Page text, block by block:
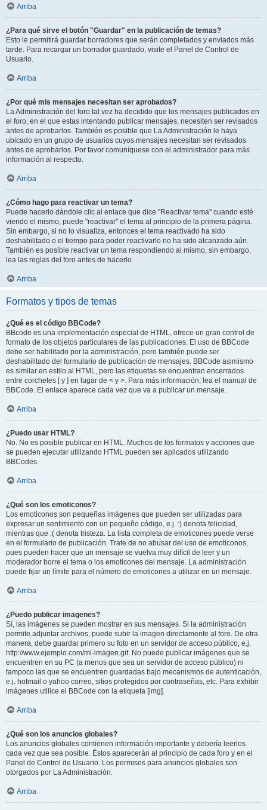
Arriba
¿Para qué sirve el botón "Guardar" en la publicación de temas?
Esto le permitirá guardar borradores que serán completados y enviados más
tarde. Para recargar un borrador guardado, visite el Panel de Control de
Usuario.
Arriba
¿Por qué mis mensajes necesitan ser aprobados?
La Administración del foro tal vez ha decidido que los mensajes publicados en
el foro, en el que estas intentando publicar mensajes, necesiten ser revisados
antes de aprobarlos. También es posible que La Administración le haya
ubicado en un grupo de usuarios cuyos mensajes necesitan ser revisados
antes de aprobarlos. Por favor comuníquese con el administrador para más
información al respecto.
Arriba
¿Cómo hago para reactivar un tema?
Puede hacerlo dándole clic al enlace que dice "Reactivar tema" cuando esté
viendo el mismo, puede "reactivar" el tema al principio de la primera página.
Sin embargo, si no lo visualiza, entonces el tema reactivado ha sido
deshabilitado o el tiempo para poder reactivarlo no ha sido alcanzado aún.
También es posible reactivar un tema respondiendo al mismo, sin embargo,
lea las reglas del foro antes de hacerlo.
Arriba
Formatos y tipos de temas
¿Qué es el código BBCode?
BBcode es una implementación especial de HTML, ofrece un gran control de
formato de los objetos particulares de las publicaciones. El uso de BBCode
debe ser habilitado por la administración, pero también puede ser
deshabilitado del formulario de publicación de mensajes. BBCode asimismo
es similar en estilo al HTML, pero las etiquetas se encuentran encerrados
entre corchetes [ y ] en lugar de < y >. Para más información, lea el manual de
BBCode. El enlace aparece cada vez que va a publicar un mensaje.
Arriba
¿Puedo usar HTML?
No. No es posible publicar en HTML. Muchos de los formatos y acciones que
se pueden ejecutar utilizando HTML pueden ser aplicados utilizando
BBCodes.
Arriba
¿Qué son los emoticonos?
Los emoticonos son pequeñas imágenes que pueden ser utilizadas para
expresar un sentimiento con un pequeño código, e.j. :) denota felicidad,
mientras que :( denota tristeza. La lista completa de emoticones puede verse
en el formulario de publicación. Trate de no abusar del uso de emoticonos,
pues pueden hacer que un mensaje se vuelva muy difícil de leer y un
moderador borre el tema o los emoticones del mensaje. La administración
puede fijar un límite para el número de emoticones a utilizar en un mensaje.
Arriba
¿Puedo publicar imagenes?
Sí, las imágenes se pueden mostrar en sus mensajes. Si la administración
permite adjuntar archivos, puede subir la imagen directamente al foro. De otra
manera, debe guardar primero su foto en un servidor de acceso público, e.j.
http://www.ejemplo.com/mi-imagen.gif. No puede publicar imágenes que se
encuentren en su PC (a menos que sea un servidor de acceso público) ni
tampoco las que se encuentren guardadas bajo mecanismos de autenticación,
e.j. hotmail o yahoo correo, sitios protegidos por contraseñas, etc. Para exhibir
imágenes utilice el BBCode con la etiqueta [img].
Arriba
¿Qué son los anuncios globales?
Los anuncios globales contienen información importante y debería leerlos
cada vez que sea posible. Éstos aparecerán al principio de cada foro y en el
Panel de Control de Usuario. Los permisos para anuncios globales son
otorgados por La Administración.
Arriba